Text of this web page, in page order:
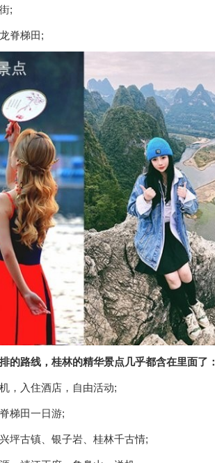
;
脊梯田;
的路线，桂林的精华景点几乎都含在里面了：
，入住酒店，自由活动;
梯田一日游;
坪古镇、银子岩、桂林千古情;